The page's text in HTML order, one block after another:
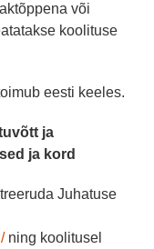
või
koolituse
eesti keeles.
ja
ja kord
Juhatuse
ning koolitusel